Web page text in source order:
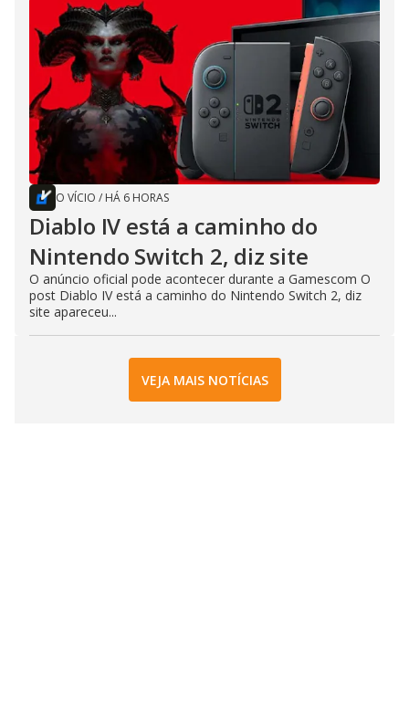
O VÍCIO / HÁ 6 HORAS
Diablo IV está a caminho do
Nintendo Switch 2, diz site
O anúncio oficial pode acontecer durante a Gamescom O
post Diablo IV está a caminho do Nintendo Switch 2, diz
site apareceu...
VEJA MAIS NOTÍCIAS